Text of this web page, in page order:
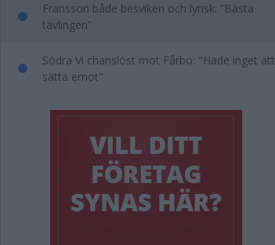
Fransson både besviken och lyrisk: ”Bästa
tävlingen”
Södra Vi chanslöst mot Fårbo: "Hade inget att
sätta emot"